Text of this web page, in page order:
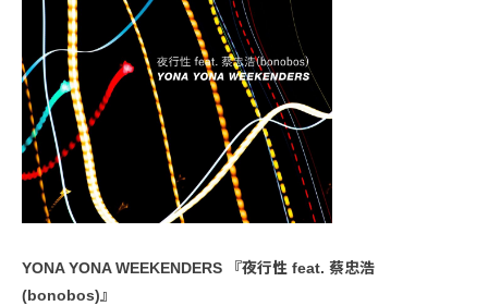
YONA YONA WEEKENDERS 『夜行性 feat. 蔡忠浩
(bonobos)』